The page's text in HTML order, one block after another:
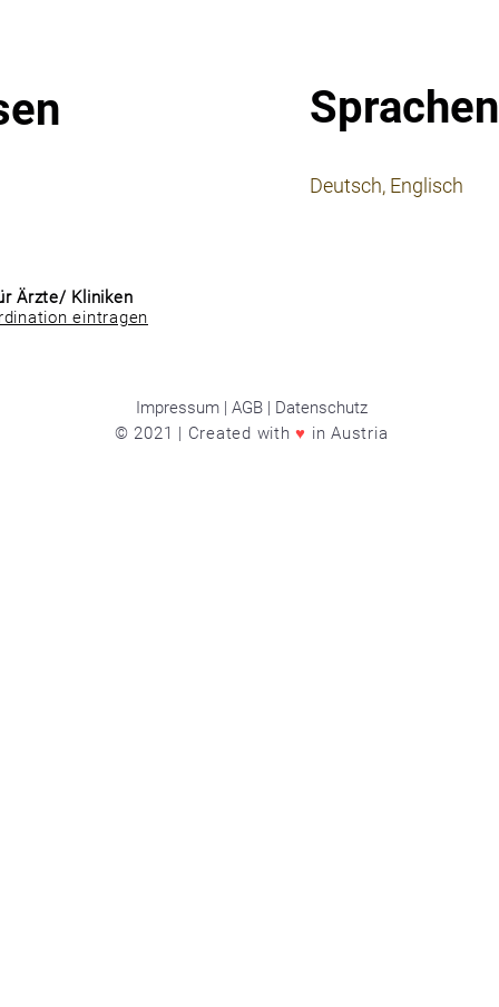
Sprachen
Deutsch, Englisch
Ärzte/ Kliniken
eintragen
Impressum | AGB | Datenschutz
© 2021 | Created with♥ in Austria